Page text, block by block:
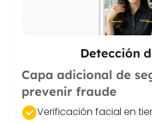
Detección
Capa adicional de
prevenir fraude
Verificación facial en